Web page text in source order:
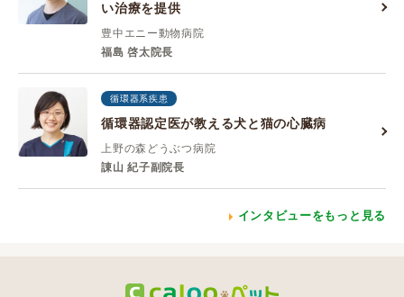
い治療を提供
豊中エニー動物病院
福島 啓太院長
循環器系疾患
循環器認定医が教える犬と猫の心臓病
上野の森どうぶつ病院
諌山 紀子副院長
インタビューをもっと見る